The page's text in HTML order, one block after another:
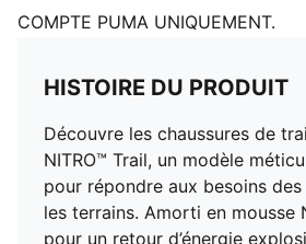
COMPTE PUMA UNIQUEMENT.
HISTOIRE DU PRODUIT
Découvre les chaussures de
NITRO™ Trail, un modèle
pour répondre aux besoins
les terrains. Amorti en mousse
pour un retour d’énergie